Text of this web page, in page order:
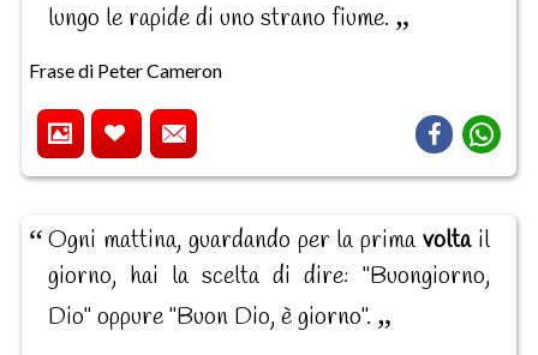
lungo le rapide di uno strano fiume.
Frase di Peter Cameron
Ogni mattina, guardando per la primavoltail
giorno, hai la scelta di dire: "Buongiorno,
Dio" oppure "Buon Dio, è giorno".